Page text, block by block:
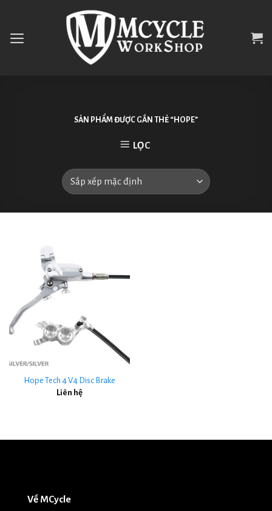
content
SẢN PHẨM ĐƯỢC GẮN THẺ “HOPE”
LỌC
Hope Tech 4 V4 Disc Brake
Liên hệ
Về MCycle